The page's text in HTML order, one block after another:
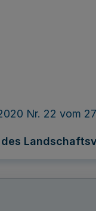
Nr. 22 vom